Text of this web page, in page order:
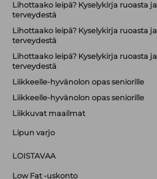
Lihottaako leipä? Kyselykirja ruoasta ja
terveydestä
Lihottaako leipä? Kyselykirja ruoasta ja
terveydestä
Lihottaako leipä? Kyselykirja ruoasta ja
terveydestä
Liikkeelle-hyvänolon opas seniorille
Liikkeelle-hyvänolon opas seniorille
Liikkuvat maailmat
Lipun varjo
LOISTAVAA
Low Fat -uskonto